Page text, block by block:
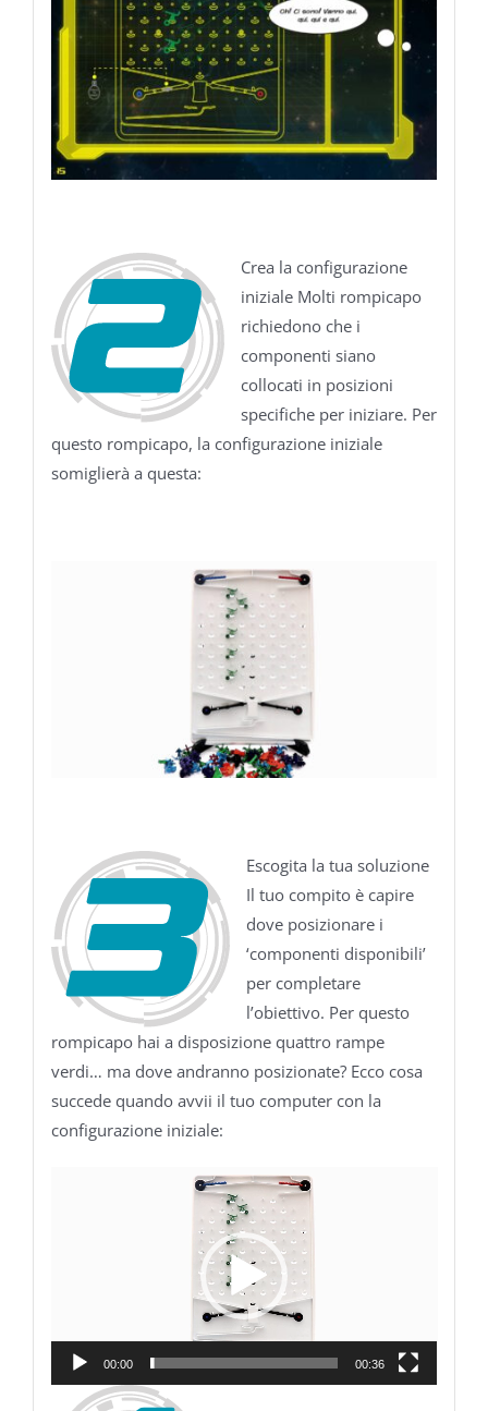
Crea la configurazione
iniziale Molti rompicapo
richiedono che i
componenti siano
collocati in posizioni
specifiche per iniziare. Per
questo rompicapo, la configurazione iniziale
somiglierà a questa:
Escogita la tua soluzione
Il tuo compito è capire
dove posizionare i
‘componenti disponibili’
per completare
l’obiettivo. Per questo
rompicapo hai a disposizione quattro rampe
verdi… ma dove andranno posizionate? Ecco cosa
succede quando avvii il tuo computer con la
configurazione iniziale:
00:00 00:36